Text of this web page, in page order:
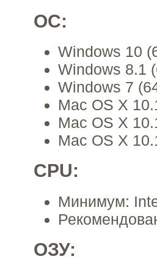
ОС:
Windows 10
Windows 8.1
Windows 7
Mac OS X
Mac OS X
Mac OS X
CPU:
Минимум:
ОЗУ: